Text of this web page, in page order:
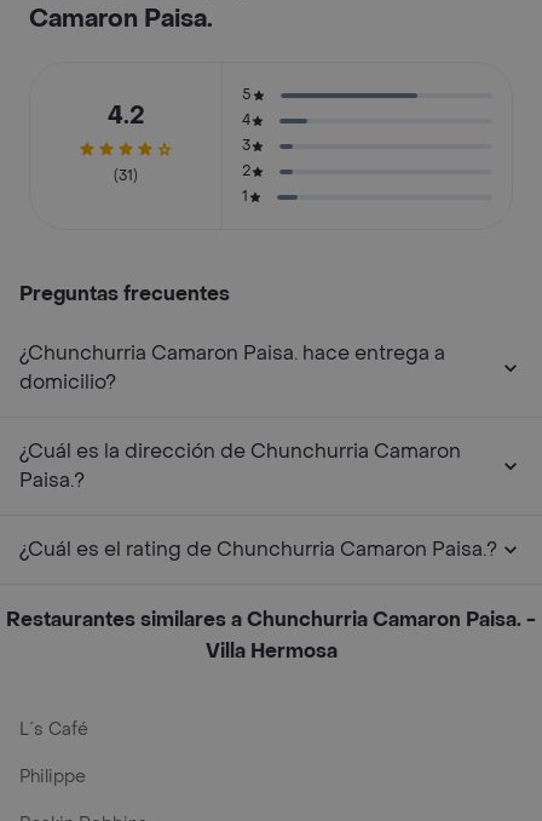
Camaron Paisa.
4.2
(31)
5
4
3
2
1
Preguntas frecuentes
¿Chunchurria Camaron Paisa. hace entrega a
domicilio?
¿Cuál es la dirección de Chunchurria Camaron
Paisa.?
¿Cuál es el rating de Chunchurria Camaron Paisa.?
Restaurantes similares a Chunchurria Camaron Paisa. -
Villa Hermosa
L´s Café
Philippe